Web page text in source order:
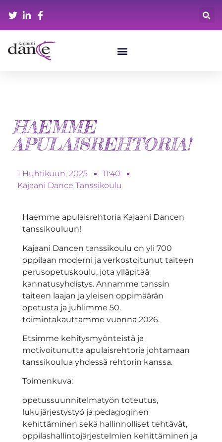
HAEMME
APULAISREHTORIA!
1 Huhtikuun, 2025
11:40
Kajaani Dance Tanssikoulu
Haemme apulaisrehtoria Kajaani Dancen
tanssikouluun!
Kajaani Dancen tanssikoulu on yli 700
oppilaan moderni ja verkostoitunut taiteen
perusopetuskoulu, jota ylläpitää
kannatusyhdistys. Annamme tanssin
taiteen laajan ja yleisen oppimäärän
opetusta ja juhlimme 50.
toimintakauttamme vuonna 2026.
Etsimme kehitysmyönteistä ja
motivoitunutta apulaisrehtoria johtamaan
tanssikoulua yhdessä rehtorin kanssa.
Toimenkuva:
opetussuunnitelmatyön toteutus,
lukujärjestystyö ja pedagoginen
kehittäminen sekä hallinnolliset tehtävät,
oppilashallintojärjestelmien kehittäminen ja